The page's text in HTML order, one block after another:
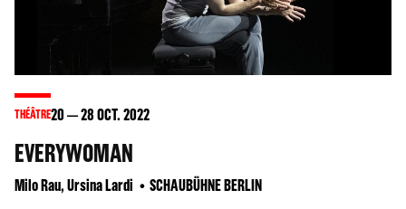
THÉÂTRE20 28OCT. 2022
EVERYWOMAN
Milo Rau, Ursina Lardi SCHAUBÜHNE BERLIN